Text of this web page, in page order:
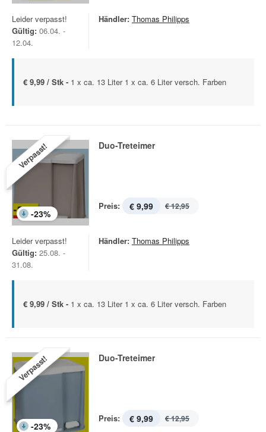
Leider verpasst!
Gültig: 06.04. -
12.04.
Händler: Thomas Philipps
€ 9,99 / Stk - 1 x ca. 13 Liter 1 x ca. 6 Liter versch. Farben
Verpasst!
-23%
Duo-Treteimer
Preis: € 9,99 € 12,95
Leider verpasst!
Gültig: 25.08. -
31.08.
Händler: Thomas Philipps
€ 9,99 / Stk - 1 x ca. 13 Liter 1 x ca. 6 Liter versch. Farben
Verpasst!
-23%
Duo-Treteimer
Preis: € 9,99 € 12,95